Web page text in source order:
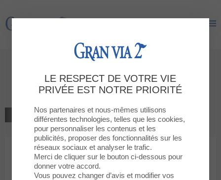
Gran Via 2
LEGAMI
RETOUR À LA LISTE
MAISON, DÉCORATION ET CADEAUX
LEGAMI
LE RESPECT DE VOTRE VIE
PRIVÉE EST NOTRE PRIORITÉ
Nos partenaires et nous-mêmes utilisons
différentes technologies, telles que les cookies,
pour personnaliser les contenus et les
publicités, proposer des fonctionnalités sur les
réseaux sociaux et analyser le trafic.
Merci de cliquer sur le bouton ci-dessous pour
donner votre accord.
Vous pouvez changer d’avis et modifier vos